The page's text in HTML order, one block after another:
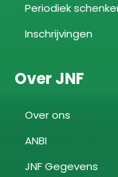
Periodiek
Inschrijvingen
Over JNF
Over ons
ANBI
JNF Gegevens